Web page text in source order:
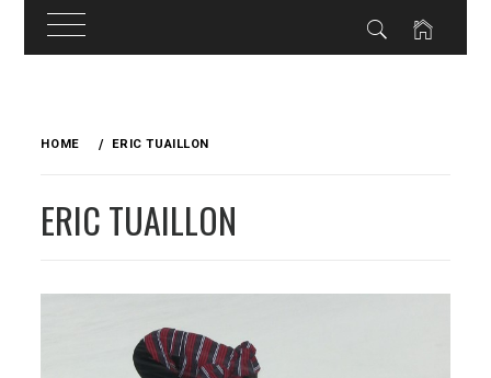
HOME ERIC TUAILLON
ERIC TUAILLON